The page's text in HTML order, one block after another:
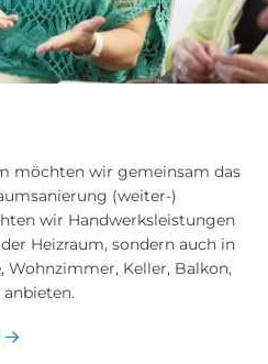
möchten wir gemeinsam das
(weiter-)
wir Handwerksleistungen
Heizraum, sondern auch in
Wohnzimmer, Keller, Balkon,
anbieten.